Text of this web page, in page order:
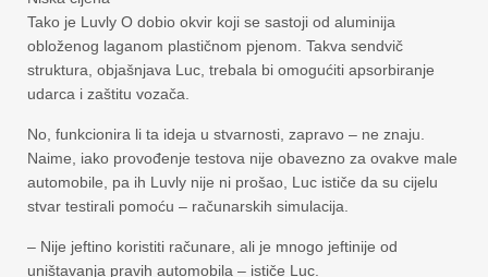
Tako je Luvly O dobio okvir koji se sastoji od aluminija
obloženog laganom plastičnom pjenom. Takva sendvič
struktura, objašnjava Luc, trebala bi omogućiti apsorbiranje
udarca i zaštitu vozača.
No, funkcionira li ta ideja u stvarnosti, zapravo – ne znaju.
Naime, iako provođenje testova nije obavezno za ovakve male
automobile, pa ih Luvly nije ni prošao, Luc ističe da su cijelu
stvar testirali pomoću – računarskih simulacija.
– Nije jeftino koristiti računare, ali je mnogo jeftinije od
uništavanja pravih automobila – ističe Luc.